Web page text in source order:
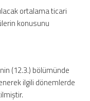
ortalama ticari
konusunu
(12.3.) bölümünde
ilgili dönemlerde